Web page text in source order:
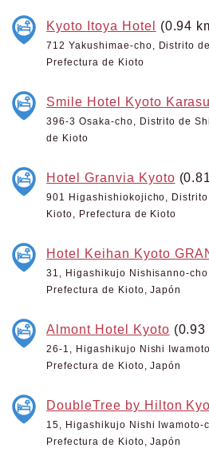
Kyoto Itoya Hotel (0.94
712 Yakushimae-cho, Distrito
Prefectura de Kioto
Smile Hotel Kyoto
396-3 Osaka-cho, Distrito de
de Kioto
Hotel Granvia Kyoto
901 Higashishiokojicho,
Kioto, Prefectura de Kioto
Hotel Keihan Kyoto
31, Higashikujo Nishisanno-
Prefectura de Kioto, Japón
Almont Hotel Kyoto (0.93
26-1, Higashikujo Nishi
Prefectura de Kioto, Japón
DoubleTree by Hilton
15, Higashikujo Nishi Iwamoto-
Prefectura de Kioto, Japón